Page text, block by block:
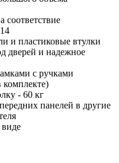
соответствие
и пластиковые втулки
дверей и надежное
с ручками
комплекте)
- 60 кг
панелей в другие
виде